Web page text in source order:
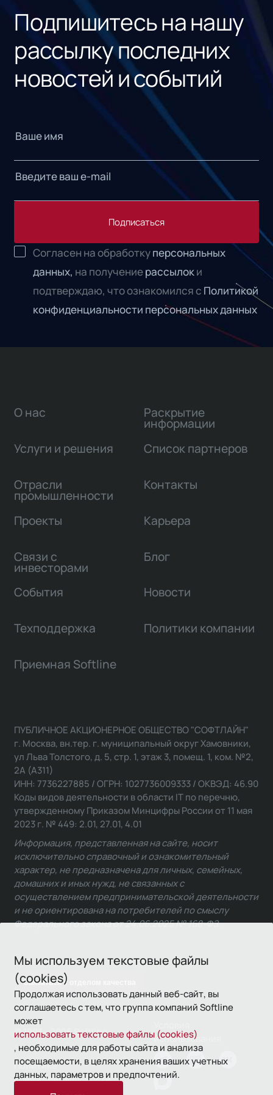
Подпишитесь на нашу
рассылку последних
новостей и событий
Подписаться
Согласен на обработкуперсональных
данных, на получениерассылоки
подтверждаю, что ознакомился с Политикой
конфиденциальности персональных данных
Мы используем текстовые файлы
(cookies)
Продолжая использовать данный веб-сайт, вы
соглашаетесь с тем, что группа компаний Softline
может
использовать текстовые файлы (cookies)
, необходимые для работы сайта и анализа
посещаемости, в целях хранения ваших учетных
данных, параметров и предпочтений.
О нас
Услуги и решения
Отрасли
промышленности
Проекты
Связи с
инвесторами
Раскрытие
информации
Список партнеров
Контакты
Карьера
Блог
События Новости
Техподдержка Политики компании
Приемная Softline
Связаться с отделом качества
ПУБЛИЧНОЕ АКЦИОНЕРНОЕ ОБЩЕСТВО "СОФТЛАЙН"
г. Москва, вн.тер. г. муниципальный округ Хамовники,
ул Льва Толстого, д. 5, стр. 1, этаж 3, помещ. 1, ком. №2,
2А (А311)
ИНН: 7736227885 / ОГРН: 1027736009333 / ОКВЭД: 46.90
Коды видов деятельности в области IT по перечню,
утвержденному Приказом Минцифры России от 11 мая
2023 г. № 449: 2.01, 27.01, 4.01
Информация, представленная на сайте, носит
исключительно справочный и ознакомительный
характер, не предназначена для личных, семейных,
домашних и иных нужд, не связанных с
осуществлением предпринимательской деятельности
и не ориентирована на потребителей по смыслу
Федерального закона от 24.06.2025 № 168-ФЗ.
© 1993—2026 Softline
использования
Политика
конфиденциальности